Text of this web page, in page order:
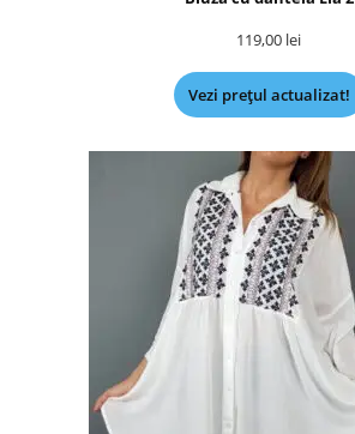
119,00 lei
Vezi prețul actualizat!